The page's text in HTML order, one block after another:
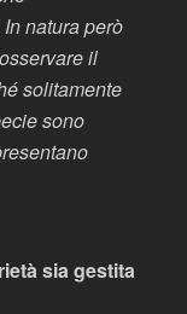
natura però
il
solitamente
sono
sia gestita